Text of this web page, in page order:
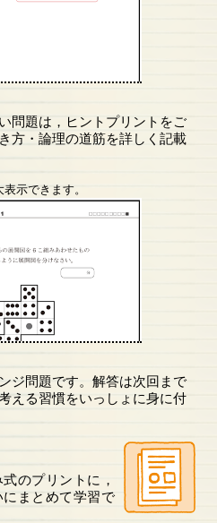
問題は，ヒントプリントをご
方・論理の道筋を詳しく記載
示できます。
ジ問題です。解答は次回まで
える習慣をいっしょに身に付
のプリントに，
まとめて学習で